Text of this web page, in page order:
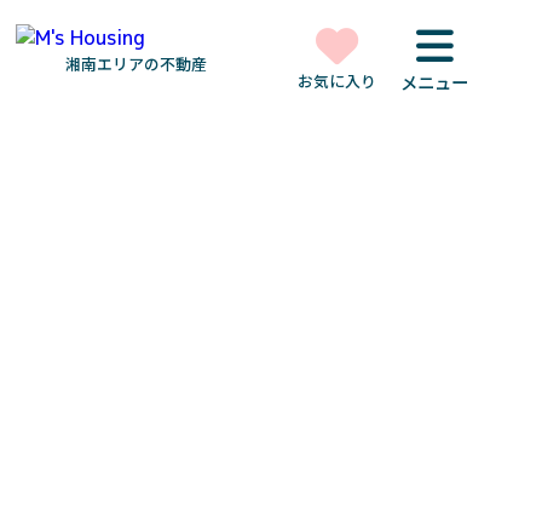
湘南エリアの不動産
お気に入り メニュー